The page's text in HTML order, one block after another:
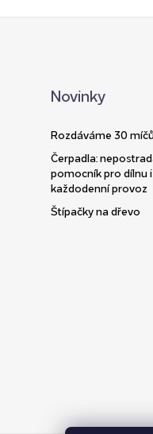
Novinky
Rozdáváme 30
Čerpadla:
pomocník pro dílnu i
každodenní provoz
Štípačky na dřevo